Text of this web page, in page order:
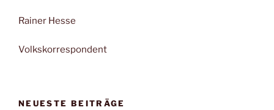
Rainer Hesse
Volkskorrespondent
NEUESTE BEITRÄGE